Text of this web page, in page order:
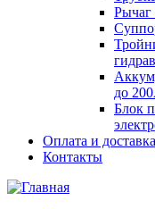
Рычаг
до
Блок
Оплата и доставка
Контакты